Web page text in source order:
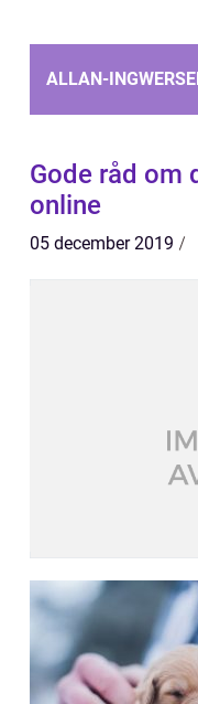
ALLAN-
Gode råd om
online
05 december 2019